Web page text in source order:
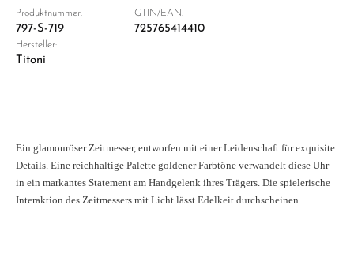
Produktnummer:
797-S-719
GTIN/EAN:
725765414410
Hersteller:
Titoni
Ein glamouröser Zeitmesser, entworfen mit einer Leidenschaft für exquisite
Details. Eine reichhaltige Palette goldener Farbtöne verwandelt diese Uhr
in ein markantes Statement am Handgelenk ihres Trägers. Die spielerische
Interaktion des Zeitmessers mit Licht lässt Edelkeit durchscheinen.